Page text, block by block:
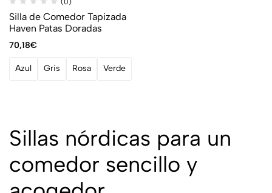
(0)
Silla de Comedor Tapizada
Haven Patas Doradas
70,18€
Azul Gris Rosa Verde
Sillas nórdicas para un
comedor sencillo y